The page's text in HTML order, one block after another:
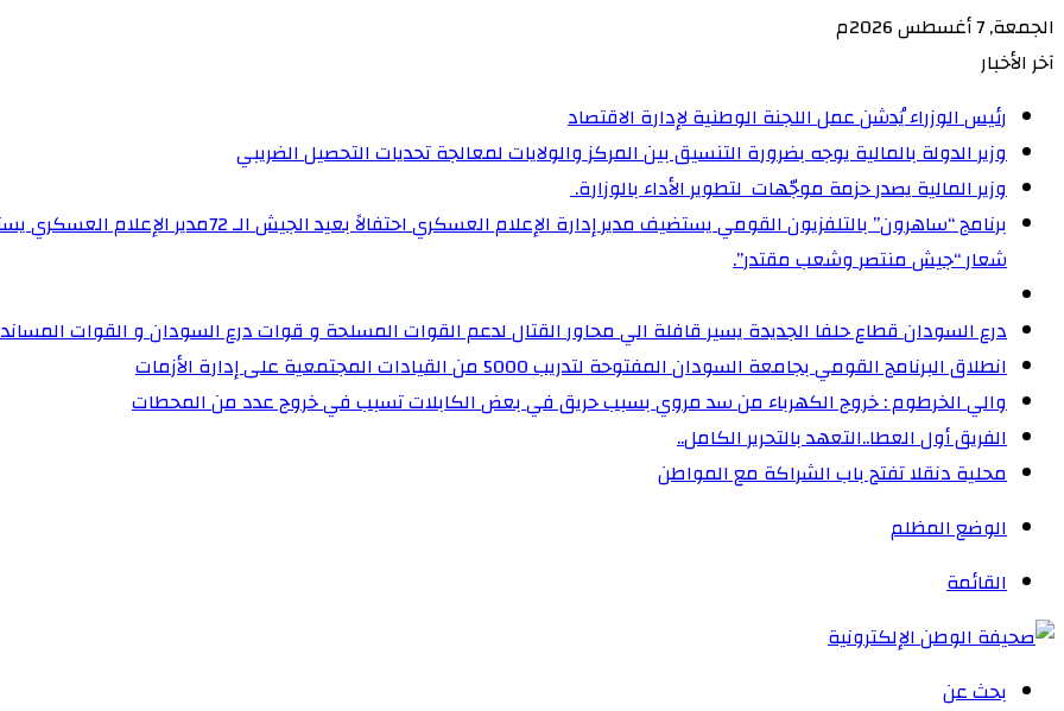
الجمعة, 7 أغسطس 2026م
آخر الأخبار
رئيس الوزراء يُدشن عمل اللجنة الوطنية لإدارة الاقتصاد
وزير الدولة بالمالية يوجه بضرورة التنسيق بين المركز والولايات لمعالجة تحديات التحصيل الضريبي‏
وزير المالية يصدر حزمة موجّهات لتطوير الأداء بالوزارة. ‏
برنامج “ساهرون” بالتلفزيون القومي يستضيف مدير
شعار “جيش منتصر وشعب مقتدر”.
درع السودان قطاع حلفا الجديدة يسير قافلة الي محاور القتال لدعم القوات المسلحة و قوات درع السودان و القوات
انطلاق البرنامج القومي بجامعة السودان المفتوحة لتدريب 5000 من القيادات المجتمعية على إدارة الأزمات
والي الخرطوم : خروج الكهرباء من سد مروي بسبب حريق في بعض الكابلات تسبب في خروج عدد من المحطات
الفريق أول العطا..التعهد بالتحرير الكامل..
محلية دنقلا تفتح باب الشراكة مع المواطن
الوضع المظلم
القائمة
بحث عن